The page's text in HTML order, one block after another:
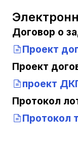
Договор о
Проект
Проект
проект
Протокол
Протокол